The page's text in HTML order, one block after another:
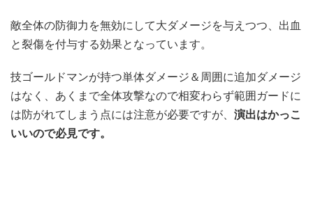
敵全体の防御力を無効にして大ダメージを与えつつ、出血
と裂傷を付与する効果となっています。
技ゴールドマンが持つ単体ダメージ＆周囲に追加ダメージ
はなく、あくまで全体攻撃なので相変わらず範囲ガードに
は防がれてしまう点には注意が必要ですが、 演出はかっこ
いいので必見です。